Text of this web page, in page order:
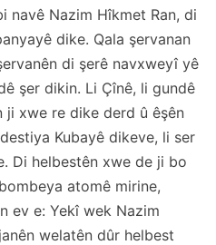
navê Nazim Hîkmet Ran, di
dike. Qala şervanan
di şerê navxweyî yê
şer dikin. Li Çînê, li gundê
ji xwe re dike derd û êşên
Kubayê dikeve, li ser
Di helbestên xwe de ji bo
atomê mirine,
ev e: Yekî wek Nazim
welatên dûr helbest